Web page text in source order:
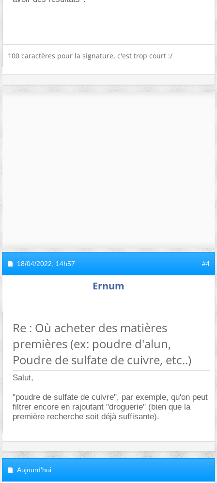
100 caractères pour la signature, c'est trop court :/
18/04/2022, 14h57 #4
Ernum
Re : Où acheter des matières
premières (ex: poudre d'alun,
Poudre de sulfate de cuivre, etc..)
Salut,
"poudre de sulfate de cuivre", par exemple, qu'on peut
filtrer encore en rajoutant "droguerie" (bien que la
première recherche soit déjà suffisante).
Aujourd'hui